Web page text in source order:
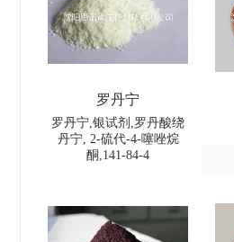
罗丹宁
罗丹宁,银试剂,罗丹酸绕
丹宁, 2-硫代-4-噻唑烷
酮,141-84-4